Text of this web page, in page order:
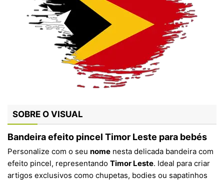
SOBRE O VISUAL
Bandeira efeito pincel Timor Leste para bebés
Personalize com o seu nome nesta delicada bandeira com
efeito pincel, representando Timor Leste. Ideal para criar
artigos exclusivos como chupetas, bodies ou sapatinhos